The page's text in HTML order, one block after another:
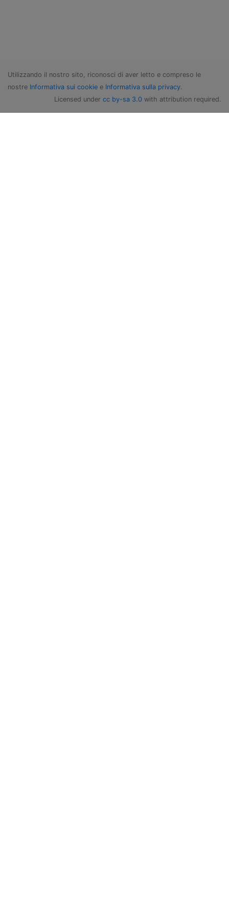
Utilizzando il nostro sito, riconosci di aver letto e compreso le
nostre Informativa sui cookie e Informativa sulla privacy.
Licensed under cc by-sa 3.0 with attribution required.